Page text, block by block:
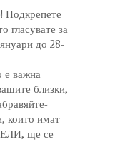
Подкрепете
гласувате за
до 28-
е важна
близки,
които имат
ще се